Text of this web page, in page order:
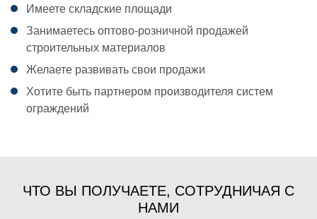
Имеете складские площади
Занимаетесь оптово-розничной продажей
строительных материалов
Желаете развивать свои продажи
Хотите быть партнером производителя систем
ограждений
ЧТО ВЫ ПОЛУЧАЕТЕ, СОТРУДНИЧАЯ С
НАМИ